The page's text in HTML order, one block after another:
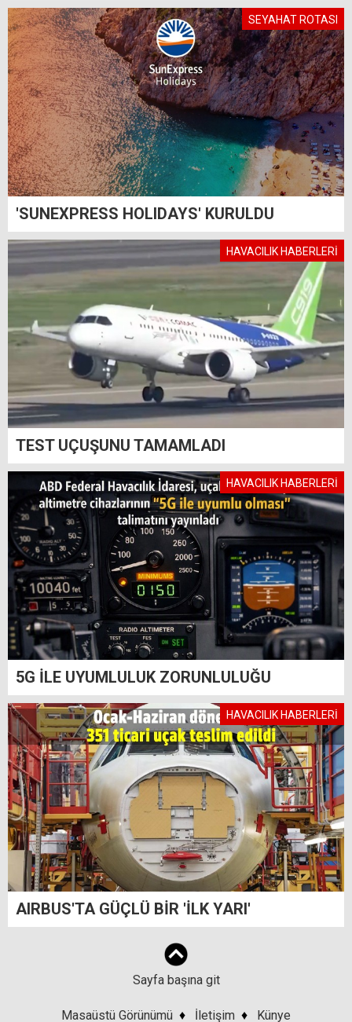
SEYAHAT ROTASI
'SUNEXPRESS HOLIDAYS' KURULDU
HAVACILIK HABERLERİ
TEST UÇUŞUNU TAMAMLADI
HAVACILIK HABERLERİ
5G İLE UYUMLULUK ZORUNLULUĞU
HAVACILIK HABERLERİ
AIRBUS'TA GÜÇLÜ BİR 'İLK YARI'
Sayfa başına git
Masaüstü Görünümü ♦ İletişim ♦ Künye